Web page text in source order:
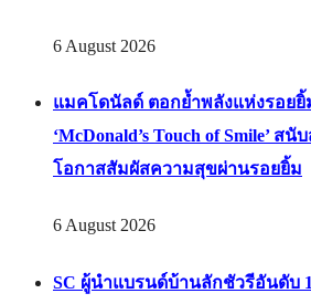
6 August 2026
แมคโดนัลด์ ตอกย้ำพลังแห่งรอย
‘McDonald’s Touch of Smile’
โอกาสสัมผัสความสุขผ่านรอยยิ้ม
6 August 2026
SC ผู้นำแบรนด์บ้านลักชัวรีอันดับ